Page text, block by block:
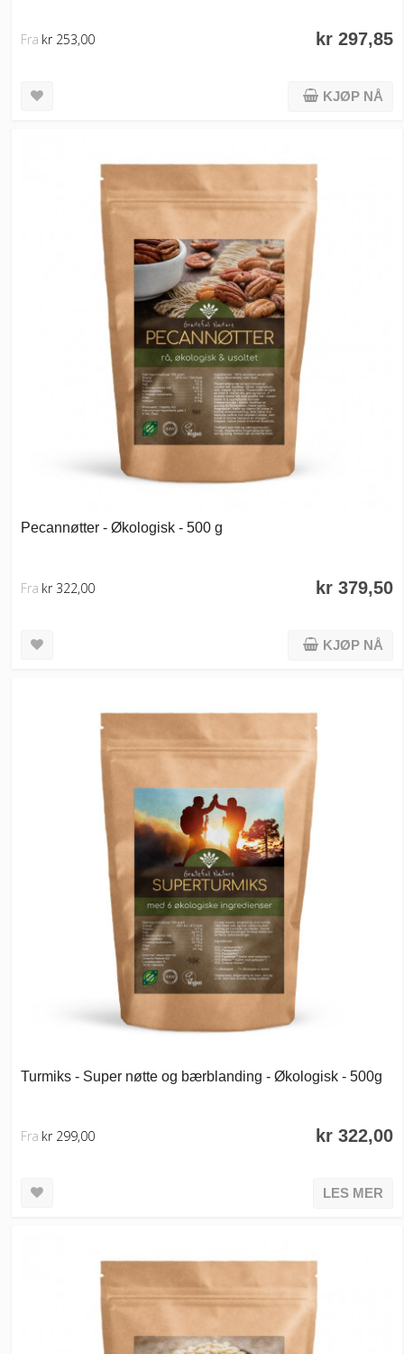
kr 297,85
Fra kr 253,00
KJØP NÅ
Pecannøtter - Økologisk - 500 g
kr 379,50
Fra kr 322,00
KJØP NÅ
Turmiks - Super nøtte og bærblanding - Økologisk - 500g
kr 322,00
Fra kr 299,00
LES MER